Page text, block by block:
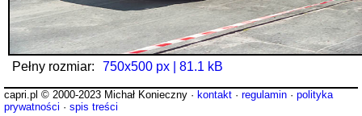
Pełny rozmiar: 750x500 px | 81.1 kB
capri.pl © 2000-2023 Michał Konieczny · kontakt · regulamin · polityka
prywatności · spis treści